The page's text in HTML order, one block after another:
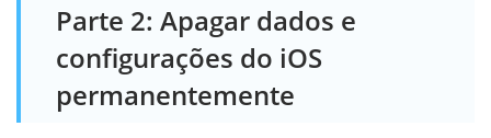
Parte 2: Apagar dados e
configurações do iOS
permanentemente